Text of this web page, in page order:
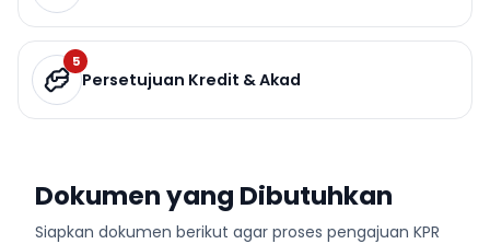
5
Persetujuan Kredit & Akad
Dokumen yang Dibutuhkan
Siapkan dokumen berikut agar proses pengajuan KPR